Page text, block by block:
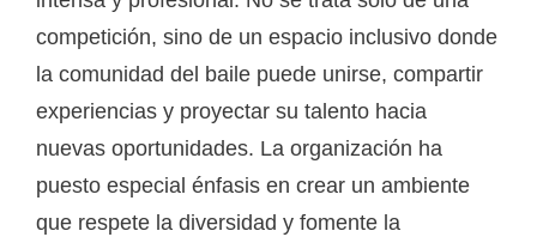
competición, sino de un espacio inclusivo donde
la comunidad del baile puede unirse, compartir
experiencias y proyectar su talento hacia
nuevas oportunidades. La organización ha
puesto especial énfasis en crear un ambiente
que respete la diversidad y fomente la